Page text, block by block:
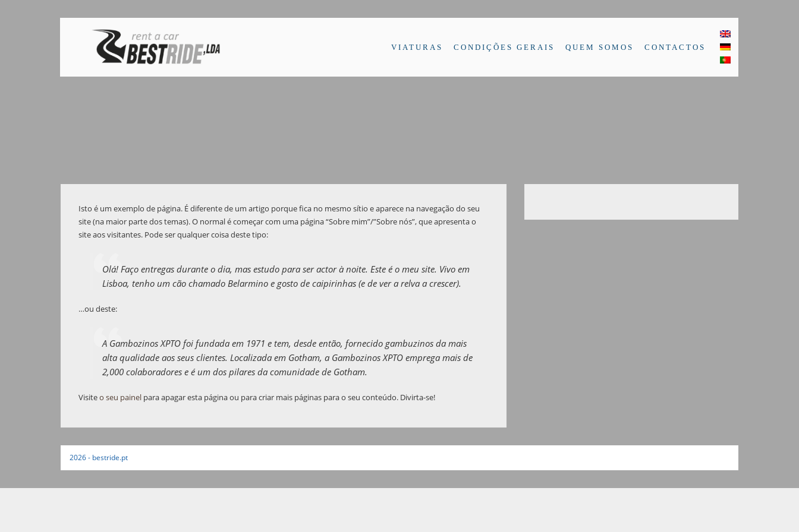
VIATURAS CONDIÇÕES GERAIS QUEM SOMOS CONTACTOS
Isto é um exemplo de página. É diferente de um artigo porque fica no mesmo sítio e aparece na navegação do seu
site (na maior parte dos temas). O normal é começar com uma página “Sobre mim”/”Sobre nós”, que apresenta o
site aos visitantes. Pode ser qualquer coisa deste tipo:
Olá! Faço entregas durante o dia, mas estudo para ser actor à noite. Este é o meu site. Vivo em
Lisboa, tenho um cão chamado Belarmino e gosto de caipirinhas (e de ver a relva a crescer).
…ou deste:
A Gambozinos XPTO foi fundada em 1971 e tem, desde então, fornecido gambuzinos da mais
alta qualidade aos seus clientes. Localizada em Gotham, a Gambozinos XPTO emprega mais de
2,000 colaboradores e é um dos pilares da comunidade de Gotham.
Visiteo seu painel para apagar esta página ou para criar mais páginas para o seu conteúdo. Divirta-se!
2026 - bestride.pt